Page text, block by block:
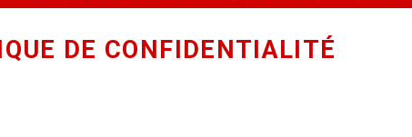
DE CONFIDENTIALITÉ